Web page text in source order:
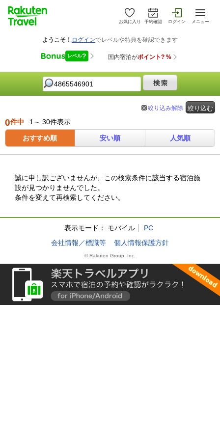
お気に入り 予約確認 ログイン メニュー
絞り込む
絞り込み解除
0件中 1～ 30件表示
おすすめ順 安い順 人気順
誠に申し訳ございませんが、この検索条件に該当する宿泊施
設が見つかりませんでした。
条件を変えて再検索してください。
表示モード： モバイル
PC
会社情報／標識等
個人情報保護方針
© Rakuten Group, Inc.